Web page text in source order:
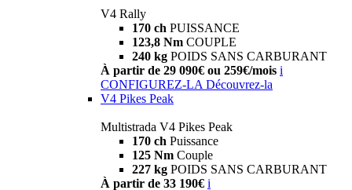
V4 Rally
170 ch PUISSANCE
123,8 Nm COUPLE
240 kg POIDS SANS CARBURANT
À partir de 29 090€ ou 259€/mois i
CONFIGUREZ-LA Découvrez-la
V4 Pikes Peak
Multistrada V4 Pikes Peak
170 ch Puissance
125 Nm Couple
227 kg POIDS SANS CARBURANT
À partir de 33 190€ i